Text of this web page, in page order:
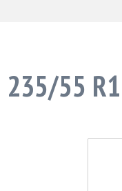
235/55